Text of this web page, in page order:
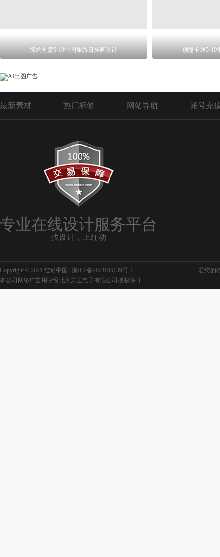
简约创意5·19中国旅游日挂画设计 创意卡通5·19
最新素材 热门标签 网站导航 账号充
专业在线设计服务平台
找设计，上红动
Copyright © 2021 红动中国 | 浙ICP备2021015139号-1
若您的
本公司网络广告用字经北大方正电子有限公司授权许可